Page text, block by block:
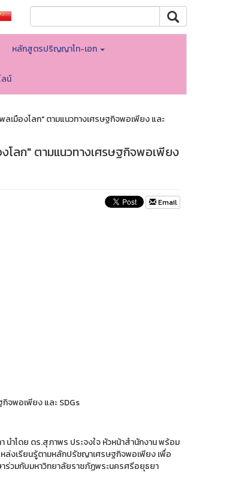
หลักสูตรปริญญาโท-เอก
น์
มืองโลก" ตามแนวทางเศรษฐกิจพอเพียง และ
โลก" ตามแนวทางเศรษฐกิจพอเพียง
Email
จพอเพียง และ SDGs
ำโดย ดร.สุภาพร ประจงใจ หัวหน้าสำนักงาน พร้อม
ล่งเรียนรู้ตามหลักปรัชญาเศรษฐกิจพอเพียง เพื่อ
ร่วมกับมหาวิทยาลัยราชภัฏพระนครศรีอยุธยา